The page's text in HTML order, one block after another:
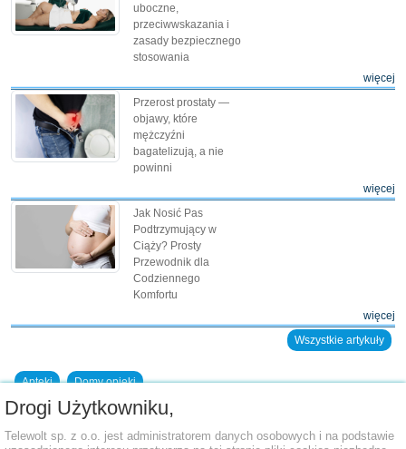
uboczne,
przeciwwskazania i
zasady bezpiecznego
stosowania
więcej
Przerost prostaty —
objawy, które
mężczyźni
bagatelizują, a nie
powinni
więcej
Jak Nosić Pas
Podtrzymujący w
Ciąży? Prosty
Przewodnik dla
Codziennego
Komfortu
więcej
Wszystkie artykuły
Apteki Domy opieki
Dodaj placówkę do bazy
Drogi Użytkowniku,
Telewolt sp. z o.o. jest administratorem danych osobowych i na podstawie